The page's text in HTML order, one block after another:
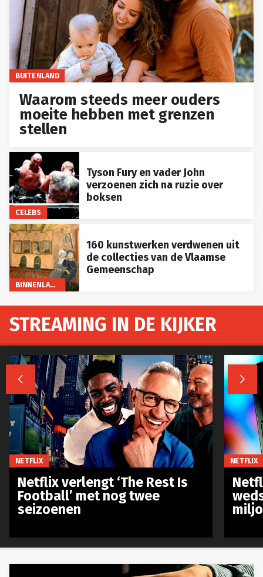
BUITENLAND
Waarom steeds meer ouders
moeite hebben met grenzen
stellen
CELEBS
Tyson Fury en vader John
verzoenen zich na ruzie over
boksen
BINNENLAND
160 kunstwerken verdwenen uit
de collecties van de Vlaamse
Gemeenschap
STREAMING IN DE KIJKER
 
NETFLIX
Netflix verlengt ‘The Rest Is
Football’ met nog twee
seizoenen
NETFLIX